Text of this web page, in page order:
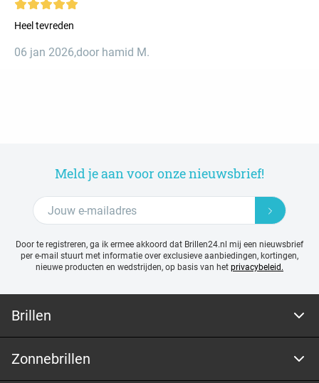
Heel tevreden
06 jan 2026,door hamid M.
Meld je aan voor onze nieuwsbrief!
Door te registreren, ga ik ermee akkoord dat Brillen24.nl mij een nieuwsbrief
per e-mail stuurt met informatie over exclusieve aanbiedingen, kortingen,
nieuwe producten en wedstrijden, op basis van het privacybeleid.
Brillen
Zonnebrillen